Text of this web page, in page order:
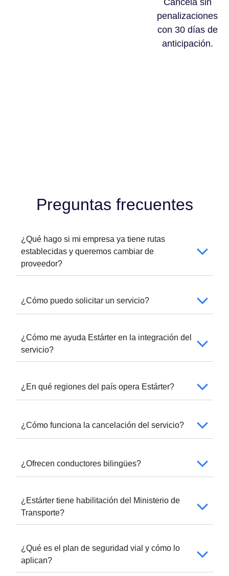
penalizaciones
con 30 días de
anticipación.
Preguntas frecuentes
¿Qué hago si mi empresa ya tiene rutas
establecidas y queremos cambiar de
proveedor?
¿Cómo puedo solicitar un servicio?
¿Cómo me ayuda Estárter en la integración del
servicio?
¿En qué regiones del país opera Estárter?
¿Cómo funciona la cancelación del servicio?
¿Ofrecen conductores bilingües?
¿Estárter tiene habilitación del Ministerio de
Transporte?
¿Qué es el plan de seguridad vial y cómo lo
aplican?